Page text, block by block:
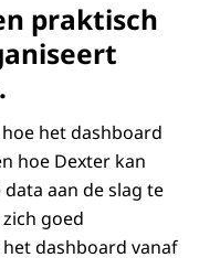
praktisch
het dashboard
hoe Dexter kan
aan de slag te
goed
dashboard vanaf